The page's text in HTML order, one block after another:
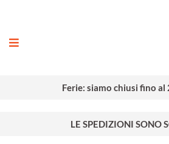
Ferie: siamo chiusi fino al
LE SPEDIZIONI SONO